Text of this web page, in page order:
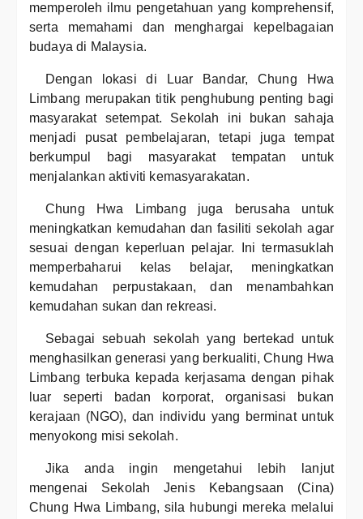
memperoleh ilmu pengetahuan yang komprehensif,
serta memahami dan menghargai kepelbagaian
budaya di Malaysia.
Dengan lokasi di Luar Bandar, Chung Hwa
Limbang merupakan titik penghubung penting bagi
masyarakat setempat. Sekolah ini bukan sahaja
menjadi pusat pembelajaran, tetapi juga tempat
berkumpul bagi masyarakat tempatan untuk
menjalankan aktiviti kemasyarakatan.
Chung Hwa Limbang juga berusaha untuk
meningkatkan kemudahan dan fasiliti sekolah agar
sesuai dengan keperluan pelajar. Ini termasuklah
memperbaharui kelas belajar, meningkatkan
kemudahan perpustakaan, dan menambahkan
kemudahan sukan dan rekreasi.
Sebagai sebuah sekolah yang bertekad untuk
menghasilkan generasi yang berkualiti, Chung Hwa
Limbang terbuka kepada kerjasama dengan pihak
luar seperti badan korporat, organisasi bukan
kerajaan (NGO), dan individu yang berminat untuk
menyokong misi sekolah.
Jika anda ingin mengetahui lebih lanjut
mengenai Sekolah Jenis Kebangsaan (Cina)
Chung Hwa Limbang, sila hubungi mereka melalui